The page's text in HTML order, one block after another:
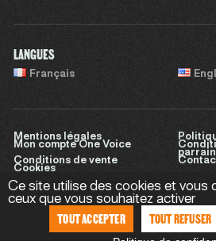
LANGUES
Français
Mentions légales
Mon compte One Voice
Conditions de vente
Cookies
Ce site utilise des cookies et vous
ceux que vous souhaitez activer
TOUT ACCEPTER TOUT REFUSER